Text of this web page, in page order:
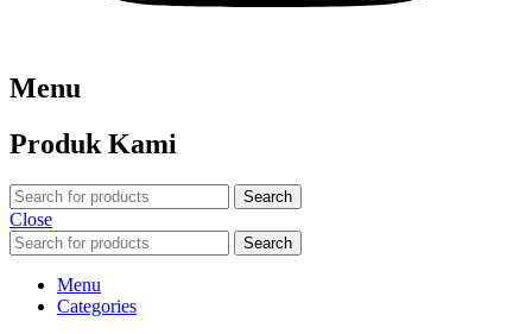
Menu
Produk Kami
Search
Close
Search
Menu
Categories